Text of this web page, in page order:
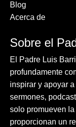
Blog
Acerca de
Sobre el
El Padre Luis
profundamente
inspirar y apoyar
sermones,
solo promueven
proporcionan un